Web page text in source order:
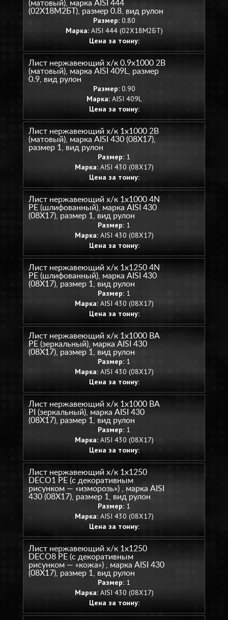
(матовый), марка AISI 444
(02Х18М2БТ), размер 0.8, вид рулон
Размер:0.80
Марка:AISI 444 (02Х18М2БТ)
Цена за тонну:
Лист нержавеющий х/к 0.9х1000 2B
(матовый), марка AISI 409L, размер
0.9, вид рулон
Размер:0.90
Марка:AISI 409L
Цена за тонну:
Лист нержавеющий х/к 1х1000 2B
(матовый), марка AISI 430 (08Х17),
размер 1, вид рулон
Размер: 1
Марка:AISI 430 (08Х17)
Цена за тонну:
Лист нержавеющий х/к 1х1000 4N
PE (шлифованный), марка AISI 430
(08Х17), размер 1, вид рулон
Размер: 1
Марка:AISI 430 (08Х17)
Цена за тонну:
Лист нержавеющий х/к 1х1250 4N
PE (шлифованный), марка AISI 430
(08Х17), размер 1, вид рулон
Размер: 1
Марка:AISI 430 (08Х17)
Цена за тонну:
Лист нержавеющий х/к 1х1000 BA
PE (зеркальный), марка AISI 430
(08Х17), размер 1, вид рулон
Размер: 1
Марка:AISI 430 (08Х17)
Цена за тонну:
Лист нержавеющий х/к 1х1000 BA
PI (зеркальный), марка AISI 430
(08Х17), размер 1, вид рулон
Размер: 1
Марка:AISI 430 (08Х17)
Цена за тонну:
Лист нержавеющий х/к 1х1250
DECO1 PE (с декоративным
рисунком — «изморозь») , марка AISI
430 (08Х17), размер 1, вид рулон
Размер: 1
Марка:AISI 430 (08Х17)
Цена за тонну:
Лист нержавеющий х/к 1х1250
DECO8 PE (с декоративным
рисунком — «кожа») , марка AISI 430
(08Х17), размер 1, вид рулон
Размер: 1
Марка:AISI 430 (08Х17)
Цена за тонну: